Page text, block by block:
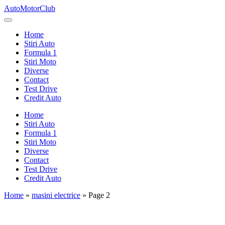
Skip
to
AutoMotorClub
Totul
masini
pasionatii
masini
Home
Stiri Auto
Formula 1
Stiri Moto
Diverse
Contact
Test Drive
Credit Auto
Home
Stiri Auto
Formula 1
Stiri Moto
Diverse
Contact
Test Drive
Credit Auto
Home » masini electrice » Page 2